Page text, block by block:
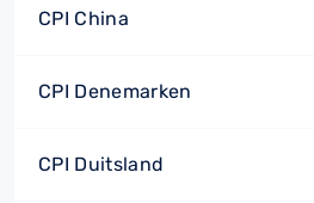
CPI China
CPI Denemarken
CPI Duitsland